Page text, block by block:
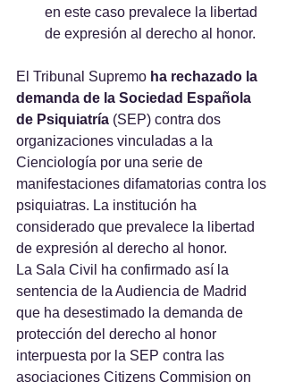
en este caso prevalece la libertad
de expresión al derecho al honor.
El Tribunal Supremo ha rechazado la
demanda de la Sociedad Española
de Psiquiatría (SEP) contra dos
organizaciones vinculadas a la
Cienciología por una serie de
manifestaciones difamatorias contra los
psiquiatras. La institución ha
considerado que prevalece la libertad
de expresión al derecho al honor.
La Sala Civil ha confirmado así la
sentencia de la Audiencia de Madrid
que ha desestimado la demanda de
protección del derecho al honor
interpuesta por la SEP contra las
asociaciones Citizens Commision on